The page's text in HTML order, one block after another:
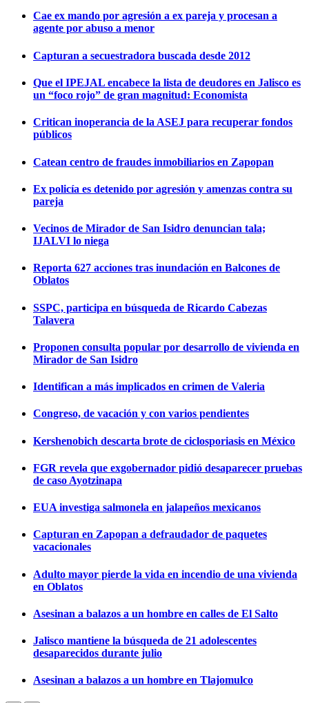
Cae ex mando por agresión a ex pareja y procesan a
agente por abuso a menor
Capturan a secuestradora buscada desde 2012
Que el IPEJAL encabece la lista de deudores en Jalisco es
un “foco rojo” de gran magnitud: Economista
Critican inoperancia de la ASEJ para recuperar fondos
públicos
Catean centro de fraudes inmobiliarios en Zapopan
Ex policía es detenido por agresión y amenzas contra su
pareja
Vecinos de Mirador de San Isidro denuncian tala;
IJALVI lo niega
Reporta 627 acciones tras inundación en Balcones de
Oblatos
SSPC, participa en búsqueda de Ricardo Cabezas
Talavera
Proponen consulta popular por desarrollo de vivienda en
Mirador de San Isidro
Identifican a más implicados en crimen de Valeria
Congreso, de vacación y con varios pendientes
Kershenobich descarta brote de ciclosporiasis en México
FGR revela que exgobernador pidió desaparecer pruebas
de caso Ayotzinapa
EUA investiga salmonela en jalapeños mexicanos
Capturan en Zapopan a defraudador de paquetes
vacacionales
Adulto mayor pierde la vida en incendio de una vivienda
en Oblatos
Asesinan a balazos a un hombre en calles de El Salto
Jalisco mantiene la búsqueda de 21 adolescentes
desaparecidos durante julio
Asesinan a balazos a un hombre en Tlajomulco